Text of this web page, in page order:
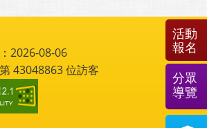
2026-08-06
43048863位訪客
活動
報名
分眾
導覽